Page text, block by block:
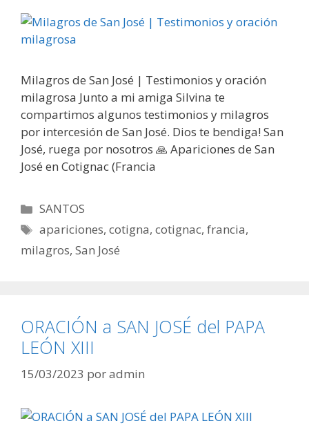
Milagros de San José | Testimonios y oración
milagrosa Junto a mi amiga Silvina te
compartimos algunos testimonios y milagros
por intercesión de San José. Dios te bendiga! San
José, ruega por nosotros 🙏 Apariciones de San
José en Cotignac (Francia
Categorías
SANTOS
Etiquetas
apariciones,cotigna,cotignac,francia,
milagros, San José
ORACIÓN a SAN JOSÉ del PAPA
LEÓN XIII
15/03/2023 poradmin